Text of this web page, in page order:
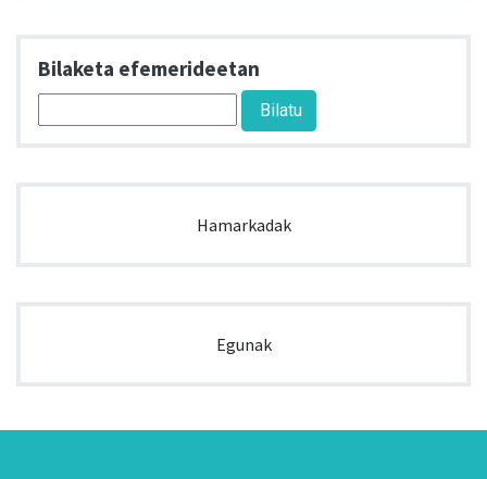
Bilaketa efemerideetan
Hamarkadak
Egunak